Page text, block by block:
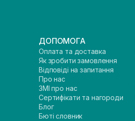
ДОПОМОГА
Оплата та доставка
Як зробити замовлення
Відповіді на запитання
Про нас
ЗМІ про нас
Сертифікати та нагороди
Блог
Бюті словник